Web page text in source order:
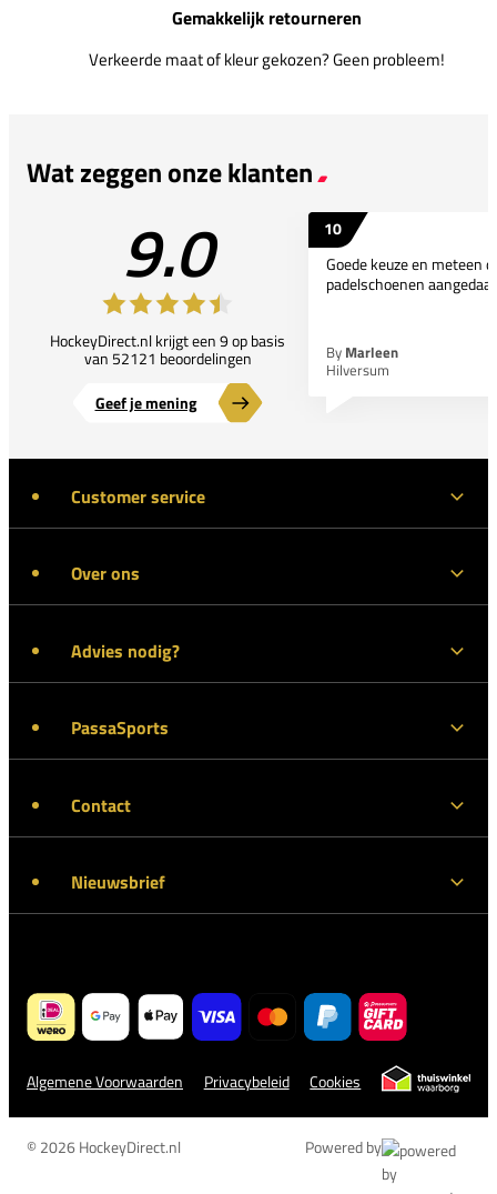
Gemakkelijk retourneren
Verkeerde maat of kleur gekozen? Geen probleem!
Wat zeggen onze klanten
9.0
HockeyDirect.nl krijgt een 9 op basis
van 52121 beoordelingen
Geef je mening
10
Goede keuze en meteen
padelschoenen
By Marleen
Hilversum
Customer service
Over ons
Advies nodig?
PassaSports
Contact
Nieuwsbrief
Algemene Voorwaarden Privacybeleid Cookies
© 2026 HockeyDirect.nl Powered by